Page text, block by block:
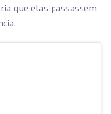
que elas passassem